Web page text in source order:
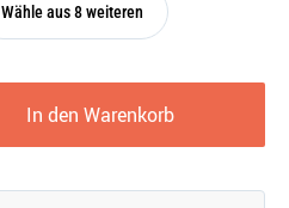
Wähle aus 8 weiteren
In den Warenkorb